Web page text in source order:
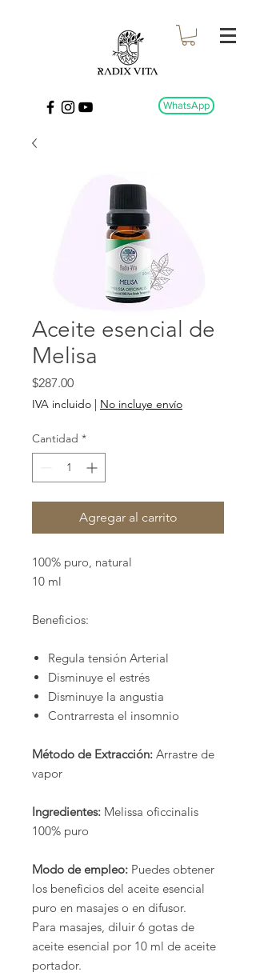
WhatsApp
Aceite esencial de
Melisa
$287.00Precio
IVA incluido | No incluye envío
Cantidad *
Agregar al carrito
100% puro, natural
10 ml
Beneficios:
Regula tensión Arterial
Disminuye el estrés
Disminuye la angustia
Contrarresta el insomnio
Método de Extracción: Arrastre de
vapor
Ingredientes: Melissa oficcinalis
100% puro
Modo de empleo: Puedes obtener
los beneficios del aceite esencial
puro en masajes o en difusor.
Para masajes, diluir 6 gotas de
aceite esencial por 10 ml de aceite
portador.